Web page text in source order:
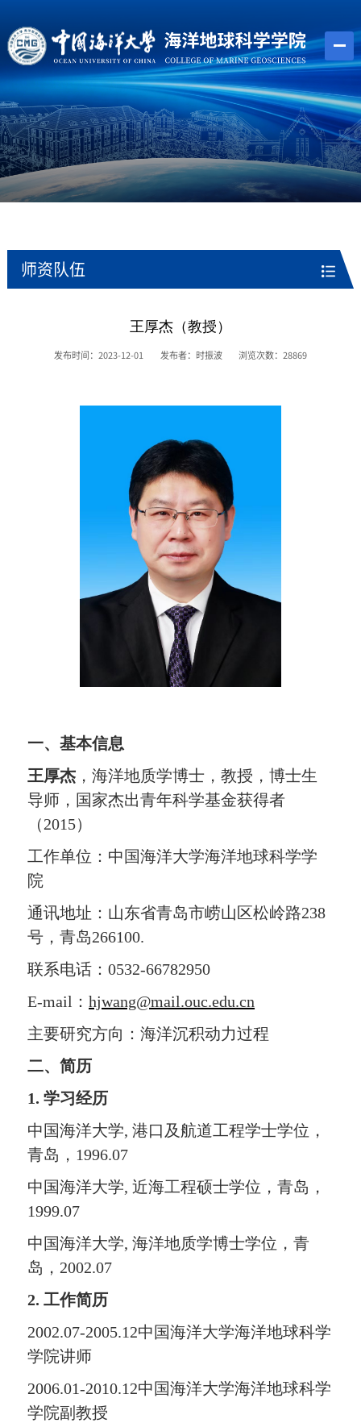
师资队伍
王厚杰（教授）
发布时间：2023-12-01 发布者：时振波 浏览次数：28869
一、基本信息
王厚杰 ，海洋地质学博士，教授，博士生
导师，国家杰出青年科学基金获得者
（2015）
工作单位：中国海洋大学海洋地球科学学
院
通讯地址：山东省青岛市崂山 区松岭路238
号，青岛266100.
联系电话：0532-66782950
E-mail ：hjwang@mail.ouc.edu.cn
主要研究方向：海洋沉积动力过程
二、简历
1.学习经历
中国海洋大学,港口及航道工程学士学位，
青岛 ， 1996.07
中国海洋大学,近海工程硕士学位，青岛 ，
1999.07
中国海洋大学,海洋地质学博士学位，青
岛 ， 2002.07
2.工作简历
2002.07-2005.12中国海洋大学海洋地球科学
学院讲师
2006.01-2010.12中国海洋大学海洋地球科学
学院副教授